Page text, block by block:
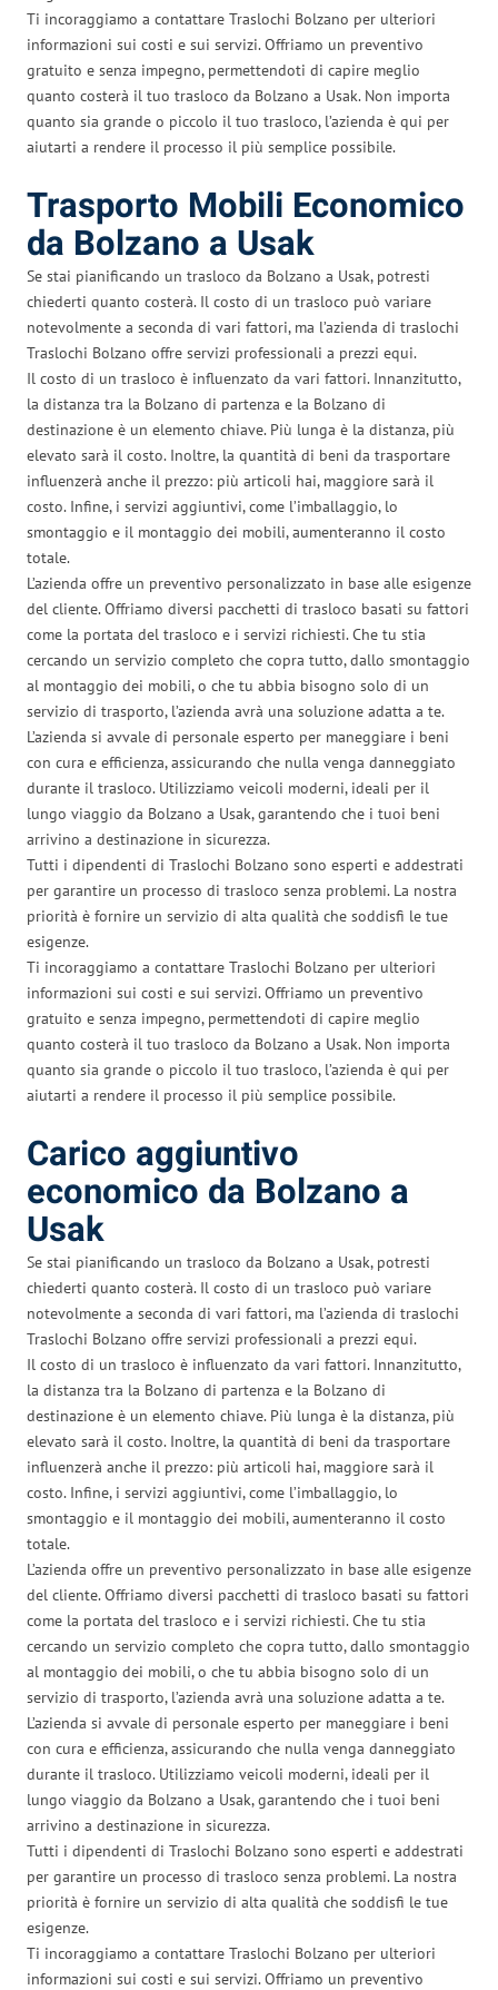
Ti incoraggiamo a contattare Traslochi Bolzano per ulteriori
informazioni sui costi e sui servizi. Offriamo un preventivo
gratuito e senza impegno, permettendoti di capire meglio
quanto costerà il tuo trasloco da Bolzano a Usak. Non importa
quanto sia grande o piccolo il tuo trasloco, l’azienda è qui per
aiutarti a rendere il processo il più semplice possibile.
Trasporto Mobili Economico
da Bolzano a Usak
Se stai pianificando un trasloco da Bolzano a Usak, potresti
chiederti quanto costerà. Il costo di un trasloco può variare
notevolmente a seconda di vari fattori, ma l’azienda di traslochi
Traslochi Bolzano offre servizi professionali a prezzi equi.
Il costo di un trasloco è influenzato da vari fattori. Innanzitutto,
la distanza tra la Bolzano di partenza e la Bolzano di
destinazione è un elemento chiave. Più lunga è la distanza, più
elevato sarà il costo. Inoltre, la quantità di beni da trasportare
influenzerà anche il prezzo: più articoli hai, maggiore sarà il
costo. Infine, i servizi aggiuntivi, come l’imballaggio, lo
smontaggio e il montaggio dei mobili, aumenteranno il costo
totale.
L’azienda offre un preventivo personalizzato in base alle esigenze
del cliente. Offriamo diversi pacchetti di trasloco basati su fattori
come la portata del trasloco e i servizi richiesti. Che tu stia
cercando un servizio completo che copra tutto, dallo smontaggio
al montaggio dei mobili, o che tu abbia bisogno solo di un
servizio di trasporto, l’azienda avrà una soluzione adatta a te.
L’azienda si avvale di personale esperto per maneggiare i beni
con cura e efficienza, assicurando che nulla venga danneggiato
durante il trasloco. Utilizziamo veicoli moderni, ideali per il
lungo viaggio da Bolzano a Usak, garantendo che i tuoi beni
arrivino a destinazione in sicurezza.
Tutti i dipendenti di Traslochi Bolzano sono esperti e addestrati
per garantire un processo di trasloco senza problemi. La nostra
priorità è fornire un servizio di alta qualità che soddisfi le tue
esigenze.
Ti incoraggiamo a contattare Traslochi Bolzano per ulteriori
informazioni sui costi e sui servizi. Offriamo un preventivo
gratuito e senza impegno, permettendoti di capire meglio
quanto costerà il tuo trasloco da Bolzano a Usak. Non importa
quanto sia grande o piccolo il tuo trasloco, l’azienda è qui per
aiutarti a rendere il processo il più semplice possibile.
Carico aggiuntivo
economico da Bolzano a
Usak
Se stai pianificando un trasloco da Bolzano a Usak, potresti
chiederti quanto costerà. Il costo di un trasloco può variare
notevolmente a seconda di vari fattori, ma l’azienda di traslochi
Traslochi Bolzano offre servizi professionali a prezzi equi.
Il costo di un trasloco è influenzato da vari fattori. Innanzitutto,
la distanza tra la Bolzano di partenza e la Bolzano di
destinazione è un elemento chiave. Più lunga è la distanza, più
elevato sarà il costo. Inoltre, la quantità di beni da trasportare
influenzerà anche il prezzo: più articoli hai, maggiore sarà il
costo. Infine, i servizi aggiuntivi, come l’imballaggio, lo
smontaggio e il montaggio dei mobili, aumenteranno il costo
totale.
L’azienda offre un preventivo personalizzato in base alle esigenze
del cliente. Offriamo diversi pacchetti di trasloco basati su fattori
come la portata del trasloco e i servizi richiesti. Che tu stia
cercando un servizio completo che copra tutto, dallo smontaggio
al montaggio dei mobili, o che tu abbia bisogno solo di un
servizio di trasporto, l’azienda avrà una soluzione adatta a te.
L’azienda si avvale di personale esperto per maneggiare i beni
con cura e efficienza, assicurando che nulla venga danneggiato
durante il trasloco. Utilizziamo veicoli moderni, ideali per il
lungo viaggio da Bolzano a Usak, garantendo che i tuoi beni
arrivino a destinazione in sicurezza.
Tutti i dipendenti di Traslochi Bolzano sono esperti e addestrati
per garantire un processo di trasloco senza problemi. La nostra
priorità è fornire un servizio di alta qualità che soddisfi le tue
esigenze.
Ti incoraggiamo a contattare Traslochi Bolzano per ulteriori
informazioni sui costi e sui servizi. Offriamo un preventivo